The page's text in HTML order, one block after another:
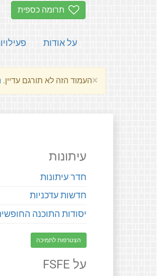
תרומה כספית
על אודות
×העמוד הזה לא תורגם עדיין.
עיתונות
חדר עיתונות
חדשות עדכניות
יסודות התוכנה
הצטרפות לתמיכה
על FSFE